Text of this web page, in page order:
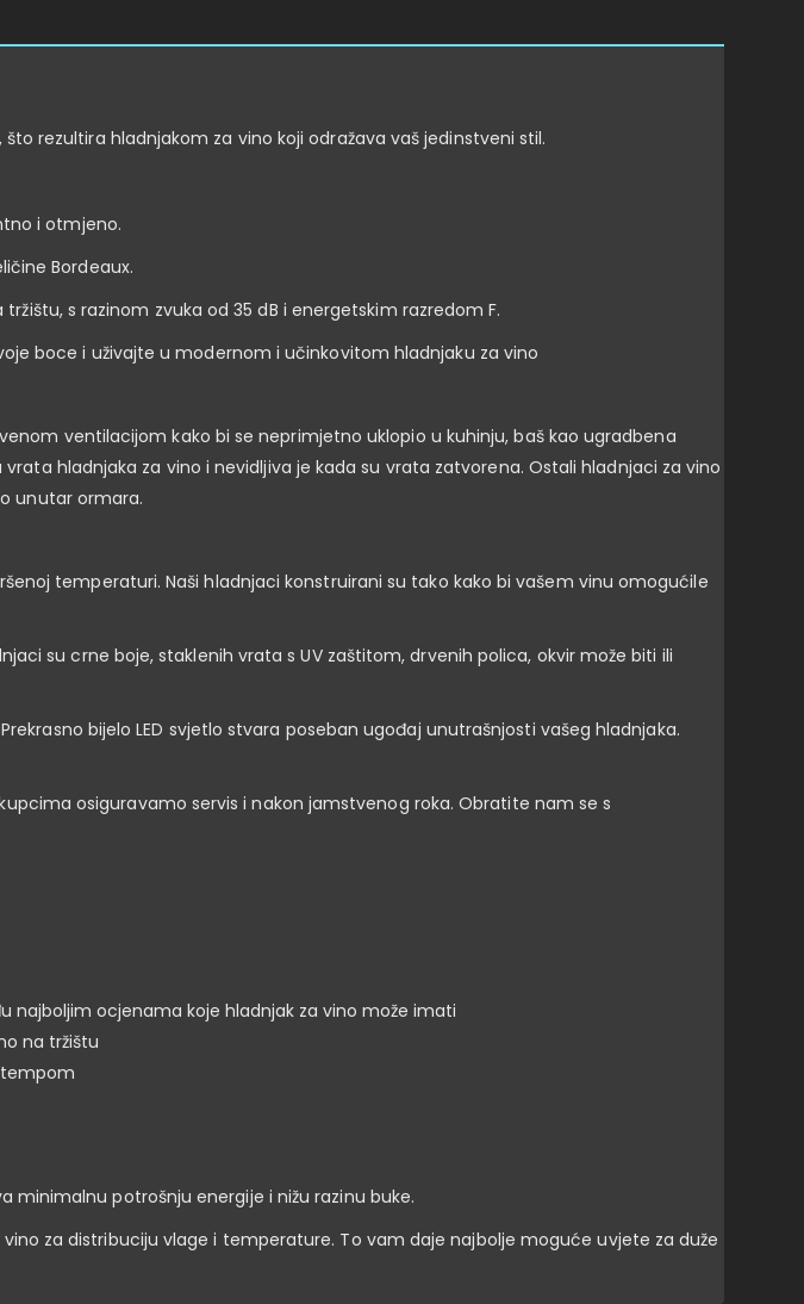
rezultira hladnjakom za vino koji odražava vaš jedinstveni stil.
i otmjeno.
Bordeaux.
s razinom zvuka od 35 dB i energetskim razredom F.
boce i uživajte u modernom i učinkovitom hladnjaku za vino
ventilacijom kako bi se neprimjetno uklopio u kuhinju, baš kao ugradbena
hladnjaka za vino i nevidljiva je kada su vrata zatvorena. Ostali hladnjaci za vino
unutar ormara.
temperaturi. Naši hladnjaci konstruirani su tako kako bi vašem vinu omogućile
su crne boje, staklenih vrata s UV zaštitom, drvenih polica, okvir može biti ili
bijelo LED svjetlo stvara poseban ugođaj unutrašnjosti vašeg hladnjaka.
osiguravamo servis i nakon jamstvenog roka. Obratite nam se s
najboljim ocjenama koje hladnjak za vino može imati
na tržištu
tempom
minimalnu potrošnju energije i nižu razinu buke.
za distribuciju vlage i temperature. To vam daje najbolje moguće uvjete za duže